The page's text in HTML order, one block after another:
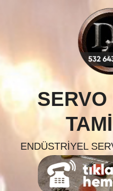
SERVO
ENDÜSTRIYEL